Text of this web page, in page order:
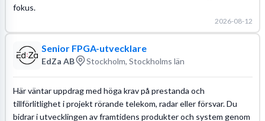
fokus.
2026-08-12
Senior FPGA-utvecklare
EdZa AB Stockholm, Stockholms län
Här väntar uppdrag med höga krav på prestanda och
tillförlitlighet i projekt rörande telekom, radar eller försvar. Du
bidrar i utvecklingen av framtidens produkter och system genom